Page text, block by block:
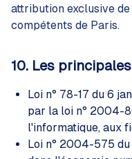
attribution exclusive
compétents de Paris.
10. Les
Loi n° 78-17 du 6
par la loi n° 2004-
l'informatique, aux
Loi n° 2004-575